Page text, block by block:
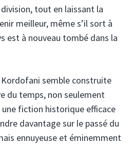
tout en laissant la
meilleur, même s’il sort à
est à nouveau tombé dans la
semble construite
du temps, non seulement
une fiction historique efficace
davantage sur le passé du
ennuyeuse et éminemment